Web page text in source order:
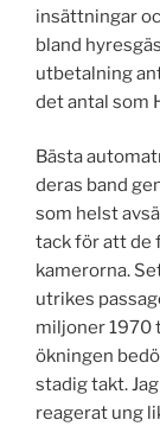
insättningar
bland
utbetalning
det antal som
Bästa
deras band
som helst
tack för att de
kamerorna.
utrikes
miljoner 1970
ökningen
stadig takt.
reagerat ung